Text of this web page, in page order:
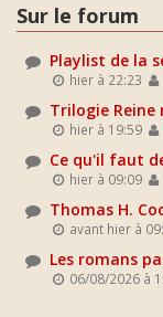
Sur le forum
Playlist de la
hier à 22:23
Trilogie Reine
hier à 19:59
Ce qu'il faut
hier à 09:09
Thomas H.
avant hier à
Les romans
06/08/2026 à